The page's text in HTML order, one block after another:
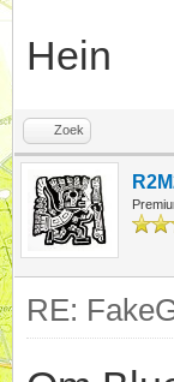
Hein
Zoek
RE: